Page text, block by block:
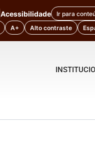
Acessibilidade Ir para
A+ Alto contraste